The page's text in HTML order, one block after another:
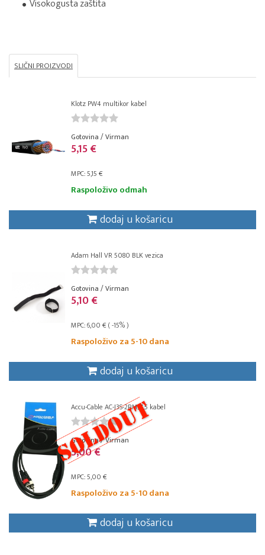
Visokogusta zaštita
SLIČNI PROIZVODI
Klotz PW4 multikor kabel
Gotovina / Virman
5,15 €
MPC: 5,15 €
Raspoloživo odmah
dodaj u košaricu
Adam Hall VR 5080 BLK vezica
Gotovina / Virman
5,10 €
MPC: 6,00 € ( -15% )
Raspoloživo za 5-10 dana
dodaj u košaricu
Accu-Cable AC-J3S-2RM/1,5 kabel
Gotovina / Virman
5,00 €
MPC: 5,00 €
Raspoloživo za 5-10 dana
dodaj u košaricu